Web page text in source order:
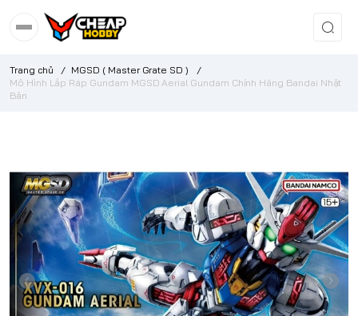
Trang chủ / MGSD ( Master Grate SD )
/
Mô Hình Lắp Ráp Gundam MGSD Aerial Gundam Chính Hãng Bandai Nhật
Bản